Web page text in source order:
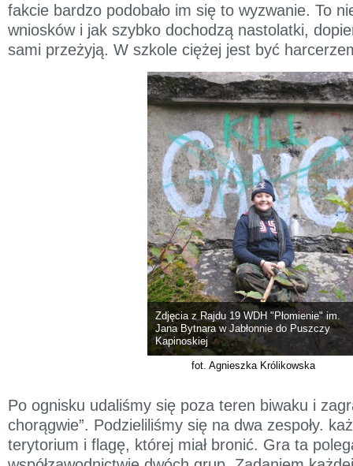
fakcie bardzo podobało im się to wyzwanie. To
wniosków i jak szybko dochodzą nastolatki,
sami przeżyją. W szkole ciężej jest być
Zdjęcia z Rajdu 19 WDH "Płomienie" im.
Jana Bytnara w Jabłonnie do Puszczy
Kapinoskiej
fot. Agnieszka Królikowska
Po ognisku udaliśmy się poza teren biwaku i
chorągwie”. Podzieliliśmy się na dwa zespoły.
terytorium i flagę, której miał bronić. Gra ta